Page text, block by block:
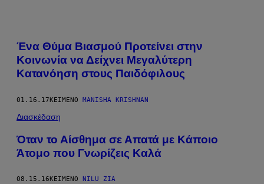
Ένα Θύμα Βιασμού Προτείνει στην
Κοινωνία να Δείχνει Μεγαλύτερη
Κατανόηση στους Παιδόφιλους
01.16.17ΚΕΊΜΕΝΟ MANISHA KRISHNAN
Διασκέδαση
Όταν το Αίσθημα σε Απατά με Κάποιο
Άτομο που Γνωρίζεις Καλά
08.15.16 ΚΕΊΜΕΝΟ NILU ZIA